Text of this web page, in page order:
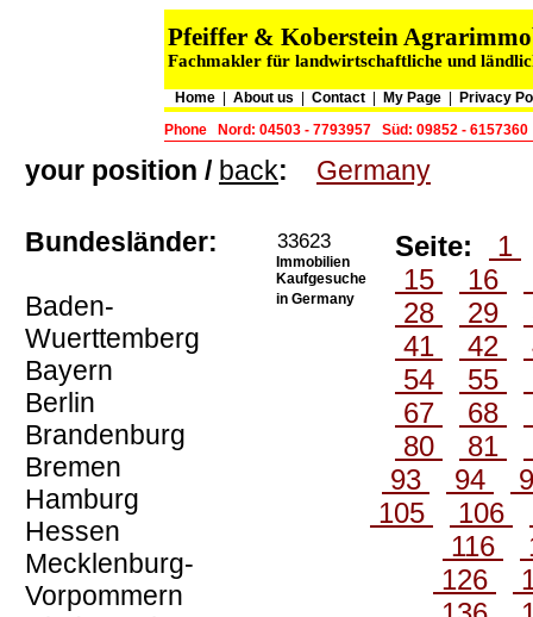
Pfeiffer & Koberstein
Fachmakler für landwirtschaftliche und
Home About us Contact My Page
Privacy
Phone
Nord: 04503 - 7793957 Süd: 09852 - 6157360
your position / back: Germany
Bundesländer:
Baden-
Wuerttemberg
Bayern
Berlin
Brandenburg
Bremen
Hamburg
Hessen
Mecklenburg-
Vorpommern
33623
Immobilien
Kaufgesuche
in Germany
Seite:
1
15
16
28
29
41
42
54
55
67
68
80
81
93
94
105
106
116
126